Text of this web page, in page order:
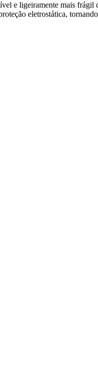
e ligeiramente mais frágil
eletrostática,